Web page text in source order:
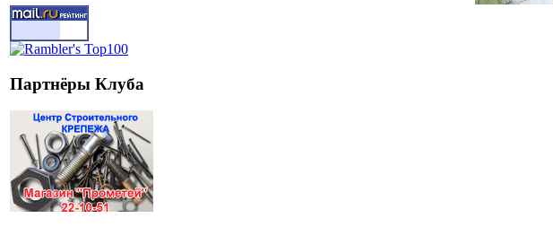
Партнёры Клуба